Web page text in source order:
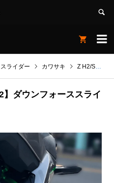


ライダー カワサキ Z H2/SE '20-23
】ダウンフォーススライ